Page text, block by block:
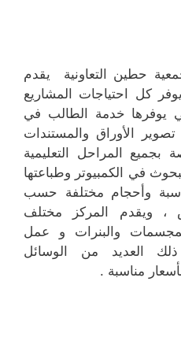
حطين التعاونية يقدم
كل احتياجات المشاريع
يوفرها خدمة الطالب في
الأوراق والمستندات
بجميع المراحل التعليمية
في الكمبيوتر وطباعتها
وأحجام مختلفة حسب
، ويقدم المركز مختلف
والبنرات و عمل
العديد من الوسائل
مناسبة .